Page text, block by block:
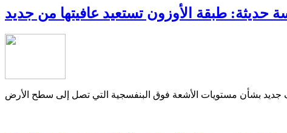
حديثة: طبقة الأوزون تستعيد عافيتها من جديد